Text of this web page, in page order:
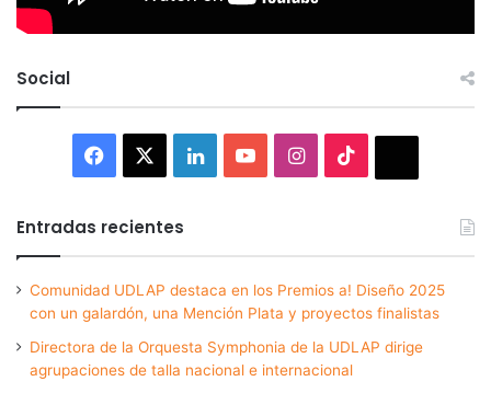
Social
Facebook LinkedInYouTubeInstagram
Entradas recientes
Comunidad UDLAP destaca en los Premios a! Diseño 2025
con un galardón, una Mención Plata y proyectos finalistas
Directora de la Orquesta Symphonia de la UDLAP dirige
agrupaciones de talla nacional e internacional